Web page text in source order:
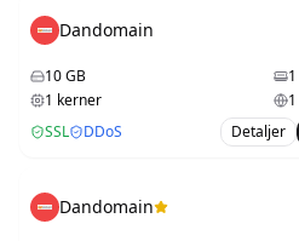
Dandomain
10GB 1
1 kerner 1
SSL
DDoS Detaljer
Dandomain